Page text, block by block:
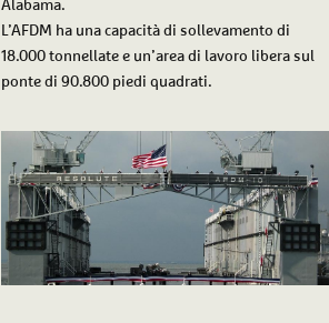
Alabama.
L’AFDM ha una capacità di sollevamento di
18.000 tonnellate e un’area di lavoro libera sul
ponte di 90.800 piedi quadrati.